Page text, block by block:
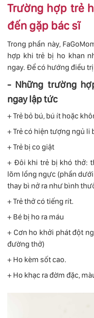
Trường hợp trẻ
đến gặp bác sĩ
Trong phần này,
hợp khi trẻ bị ho khan
ngay. Để có hướng điều
- Những trường
ngay lập tức
+ Trẻ bỏ bú, bú ít hoặc
+ Trẻ có hiện tượng ngủ li
+ Trẻ bị co giật
+ Đôi khi trẻ bị khó thở:
lõm lồng ngực (phần
thay bì nở ra như bình
+ Trẻ thở có tiếng rít.
+ Bé bị ho ra máu
+ Cơn ho khởi phát đột
đường thở)
+ Ho kèm sốt cao.
+ Ho khạc ra đờm đặc,